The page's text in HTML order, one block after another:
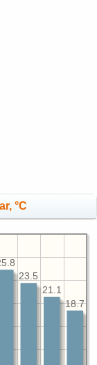
°C
18.7
21.1
23.5